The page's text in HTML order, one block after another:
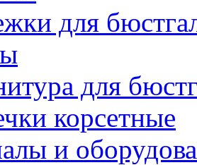
для
для
корсетные
и